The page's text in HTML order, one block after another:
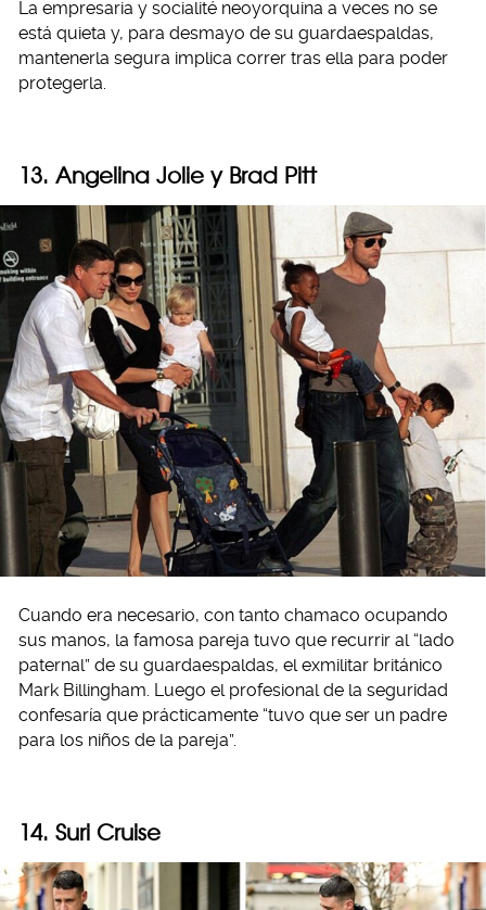
La empresaria y socialité neoyorquina a veces no se
está quieta y, para desmayo de su guardaespaldas,
mantenerla segura implica correr tras ella para poder
protegerla.
13. Angelina Jolie y Brad Pitt
Cuando era necesario, con tanto chamaco ocupando
sus manos, la famosa pareja tuvo que recurrir al “lado
paternal” de su guardaespaldas, el exmilitar británico
Mark Billingham. Luego el profesional de la seguridad
confesaría que prácticamente “tuvo que ser un padre
para los niños de la pareja”.
14. Suri Cruise